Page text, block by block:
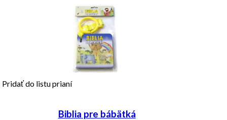
Pridať do listu prianí
Biblia pre bábätká